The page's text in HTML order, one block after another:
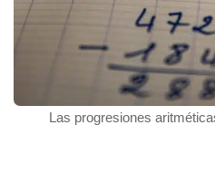
Las progresiones